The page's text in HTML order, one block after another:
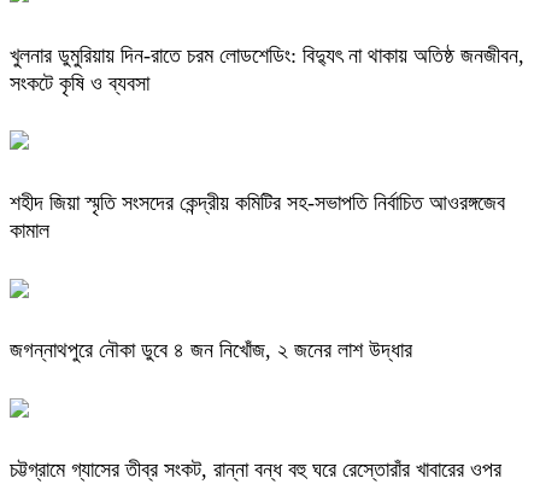
খুলনার ডুমুরিয়ায় দিন-রাতে চরম লোডশেডিং: বিদ্যুৎ না থাকায় অতিষ্ঠ জনজীবন,
সংকটে কৃষি ও ব্যবসা
শহীদ জিয়া স্মৃতি সংসদের কেন্দ্রীয় কমিটির সহ-সভাপতি নির্বাচিত আওরঙ্গজেব
কামাল
জগন্নাথপুরে নৌকা ডুবে ৪ জন নিখোঁজ, ২ জনের লাশ উদ্ধার
চট্টগ্রামে গ্যাসের তীব্র সংকট, রান্না বন্ধ বহু ঘরে রেস্তোরাঁর খাবারের ওপর